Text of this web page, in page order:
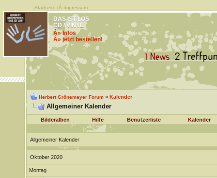
Startseite |Â Impressum
DAS IST LOS
CD / VINYL
Â» Infos
Â» jetzt bestellen!
Herbert Grönemeyer Forum» Kalender
Allgemeiner Kalender
Bilderalben Hilfe Benutzerliste Kalender
Allgemeiner Kalender
Oktober 2020
Montag